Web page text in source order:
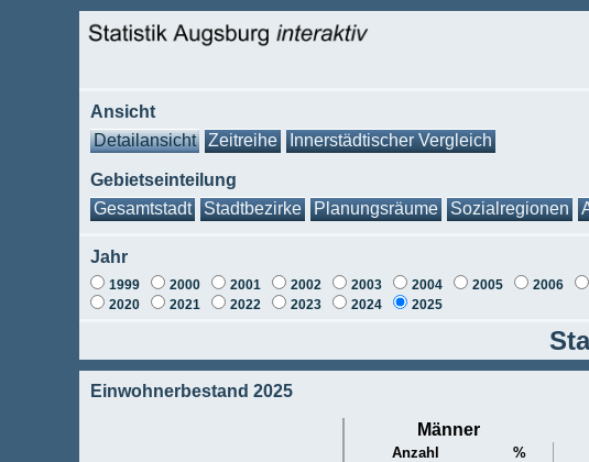
Ansicht
Detailansicht
Zeitreihe Innerstädtischer Vergleich
Gebietseinteilung
Gesamtstadt
Stadtbezirke Planungsräume Sozialregionen
Jahr
1999 2000 2001 2002 2003 2004 2005 2006
2020
2021 2022 2023 2024 2025
Einwohnerbestand 2025
Männer
Anzahl %